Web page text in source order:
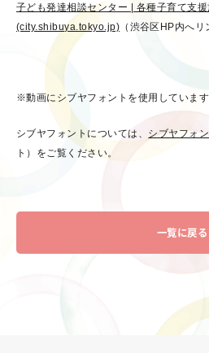
子ども発達相談センター | 各種子育て支
(city.shibuya.tokyo.jp) （渋谷区HP内へリ
※動画にシブヤフォントを使用しています
シブヤフォントについては、 シブヤフォ
ト）をご覧ください。
一覧に戻る